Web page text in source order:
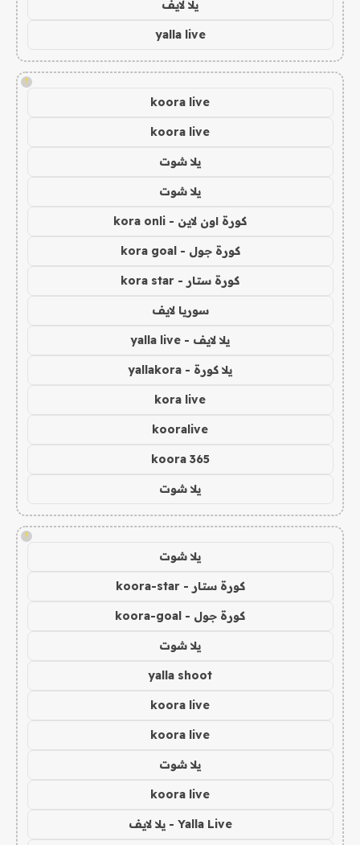
يلا لايف
yalla live
!
koora live
koora live
يلا شوت
يلا شوت
كورة اون لاين - kora onli
كورة جول - kora goal
كورة ستار - kora star
سوريا لايف
يلا لايف - yalla live
يلا كورة - yallakora
kora live
kooralive
koora 365
يلا شوت
!
يلا شوت
كورة ستار - koora-star
كورة جول - koora-goal
يلا شوت
yalla shoot
koora live
koora live
يلا شوت
koora live
Yalla Live - يلا لايف